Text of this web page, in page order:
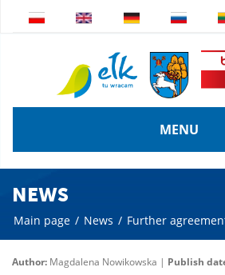
MENU
NEWS
Main page / News / Further
Author: Magdalena Nowikowska | Publish